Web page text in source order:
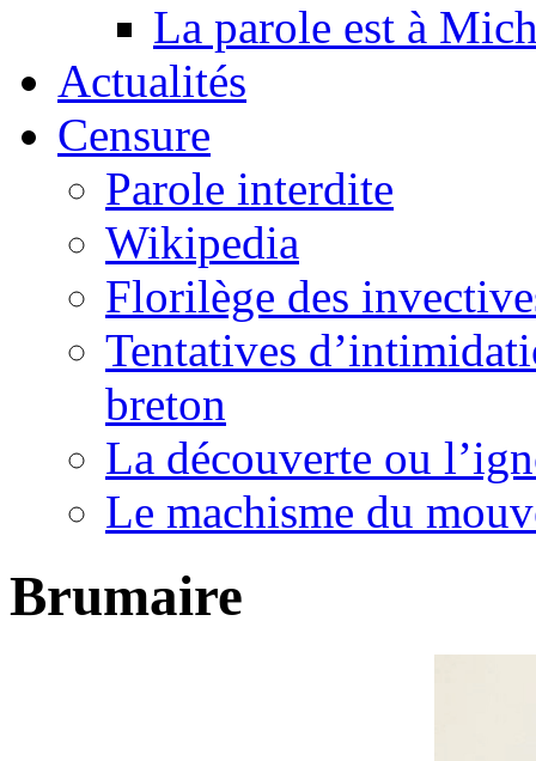
La parole est à
Actualités
Censure
Parole interdite
Wikipedia
Florilège des
Tentatives
breton
La découverte ou
Le machisme du
Brumaire